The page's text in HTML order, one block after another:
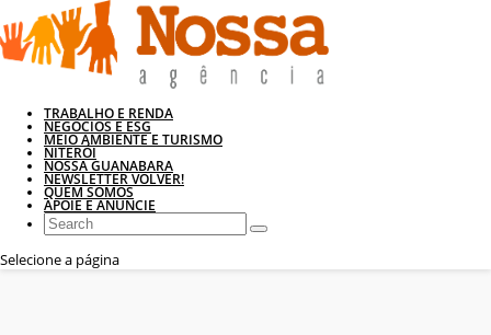
TRABALHO E RENDA
NEGÓCIOS E ESG
MEIO AMBIENTE E TURISMO
NITERÓI
NOSSA GUANABARA
NEWSLETTER VOLVER!
QUEM SOMOS
APOIE E ANUNCIE
Selecione a página